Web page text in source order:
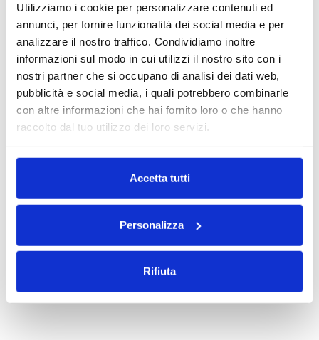
Utilizziamo i cookie per personalizzare contenuti ed
annunci, per fornire funzionalità dei social media e per
analizzare il nostro traffico. Condividiamo inoltre
informazioni sul modo in cui utilizzi il nostro sito con i
nostri partner che si occupano di analisi dei dati web,
pubblicità e social media, i quali potrebbero combinarle
con altre informazioni che hai fornito loro o che hanno
raccolto dal tuo utilizzo dei loro servizi.
Accetta tutti
Personalizza
Rifiuta
aeroporto o in stazione.
Posizione strategica a Bergamo:
in
una zona facile da raggiungere anche
in autobus.
Ampia scelta di metrature:oltre
350 box con dimensioni variabili da 1
a 50 mc.
Protezione garantita:
videosorvegliati con allarmi
Zero vincoli:contratti mensili che si